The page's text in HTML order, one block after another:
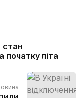
стан
початку літа